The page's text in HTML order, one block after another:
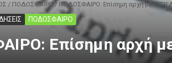
/ ΠΟΔΟΣΦΑΙΡΟ/ ΠΟΔΟΣΦΑΙΡΟ: Επίσημη αρχή με
ΠΟΔΟΣΦΑΙΡΟ
Επίσημη αρχή